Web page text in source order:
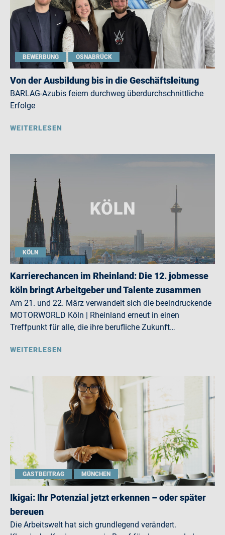
BEWERBUNG OSNABRÜCK
Von der Ausbildung bis in die Geschäftsleitung
BARLAG-Azubis feiern durchweg überdurchschnittliche
Erfolge
WEITERLESEN
KÖLN
Karrierechancen im Rheinland: Die 12. jobmesse
köln bringt Arbeitgeber und Talente zusammen
Am 21. und 22. März verwandelt sich die beeindruckende
MOTORWORLD Köln | Rheinland erneut in einen
Treffpunkt für alle, die ihre berufliche Zukunft…
WEITERLESEN
GASTBEITRAG MÜNCHEN
Ikigai: Ihr Potenzial jetzt erkennen – oder später
bereuen
Die Arbeitswelt hat sich grundlegend verändert.